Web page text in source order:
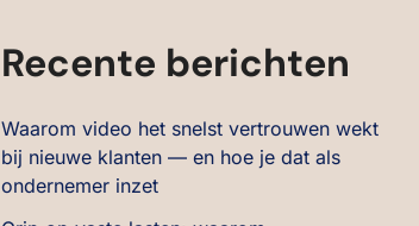
Recente berichten
Waarom video het snelst vertrouwen wekt
bij nieuwe klanten — en hoe je dat als
ondernemer inzet